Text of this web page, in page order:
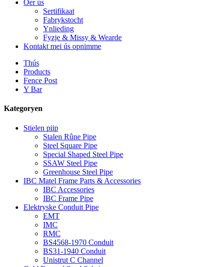
Oer ús
Sertifikaat
Fabrykstocht
Ynlieding
Fyzje & Missy & Wearde
Kontakt mei ús opnimme
Thús
Products
Fence Post
Y Bar
Kategoryen
Stielen piip
Stalen Rûne Pipe
Steel Square Pipe
Special Shaped Steel Pipe
SSAW Steel Pipe
Greenhouse Steel Pipe
IBC Matel Frame Parts & Accessories
IBC Accessories
IBC Frame Pipe
Elektryske Conduit Pipe
EMT
IMC
RMC
BS4568-1970 Conduit
BS31-1940 Conduit
Unistrut C Channel